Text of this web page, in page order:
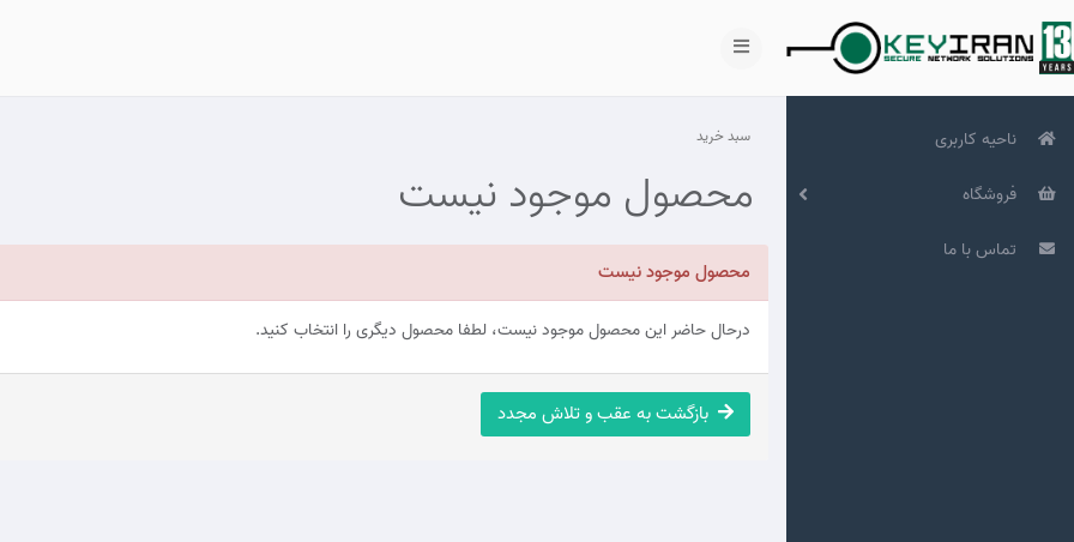
ناحیه کاربری
فروشگاه
تماس با ما
سبد خرید
محصول موجود نیست
محصول موجود نیست
درحال حاضر این محصول موجود نیست، لطفا محصول دیگری را انتخاب کنید.
بازگشت به عقب و تلاش مجدد